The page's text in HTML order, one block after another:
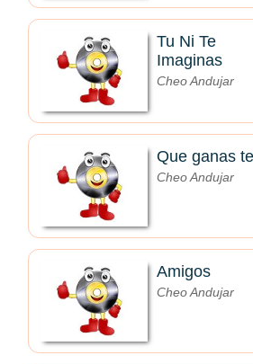
Tu Ni Te
Imaginas
Cheo Andujar
Que ganas
Cheo Andujar
Amigos
Cheo Andujar